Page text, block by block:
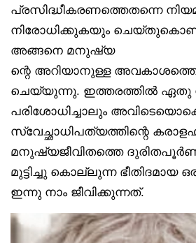
പ്രസിദ്ധീകരണത്തെതന്നെ
നിരോധിക്കുകയും
അങ്ങനെ മനുഷ്യ
ന്റെ അറിയാനുള്ള
ചെയ്യുന്നു. ഇത്തരത്തിൽ ഏതു
പരിശോധിച്ചാലും
സ്വേച്ഛാധിപത്യത്തിന്റെ
മനുഷ്യജീവിതത്തെ
മുട്ടിച്ചു കൊല്ലുന്ന ഭീതിദമായ
ഇന്നു നാം ജീവിക്കുന്നത്.